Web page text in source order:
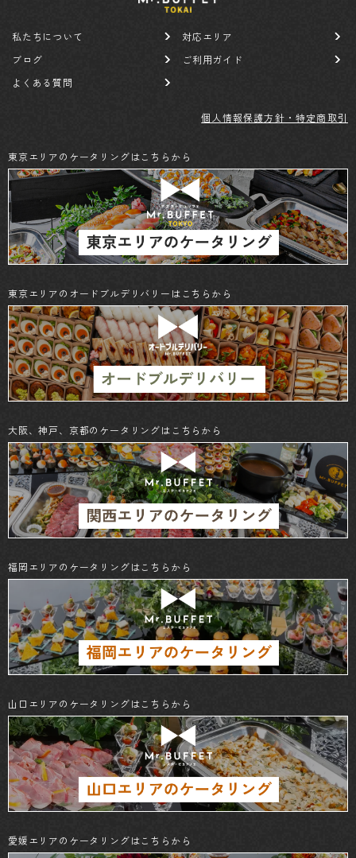
私たちについて
対応エリア
ブログ
ご利用ガイド
よくある質問
個人情報保護方針・特定商取引
東京エリアのケータリングはこちらから
東京エリアのオードブルデリバリーはこちらから
大阪、神戸、京都のケータリングはこちらから
福岡エリアのケータリングはこちらから
山口エリアのケータリングはこちらから
愛媛エリアのケータリングはこちらから